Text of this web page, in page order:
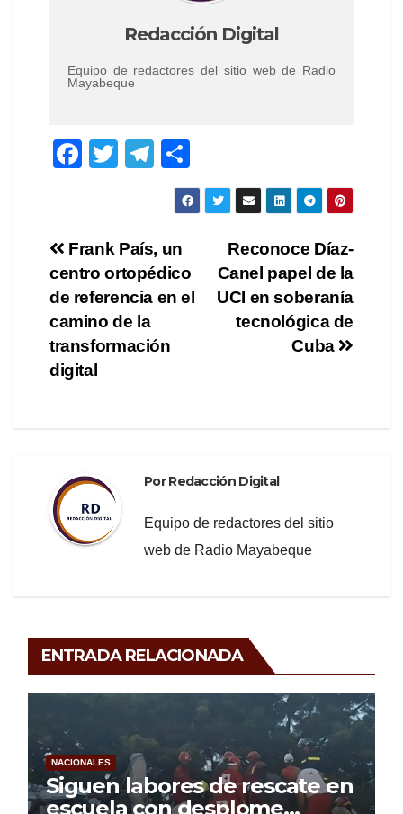
Redacción Digital
Equipo de redactores del sitio web de Radio
Mayabeque
F
e
b
o
o
k
T
er
T
el
gr
a
m
o
m
ar
tir
Navegación
de
entradas
Reconoce Díaz-
Canel papel de la
UCI en soberanía
tecnológica de
Cuba
Frank País, un
centro ortopédico
de referencia en el
camino de la
transformación
digital
PorRedacción Digital
Equipo de redactores del sitio
web de Radio Mayabeque
ENTRADA RELACIONADA
NACIONALES
Siguen labores de rescate en
escuela con desplome